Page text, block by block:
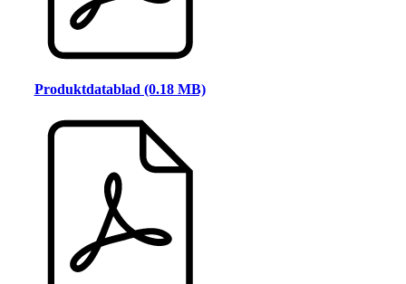
Produktdatablad (0.18 MB)